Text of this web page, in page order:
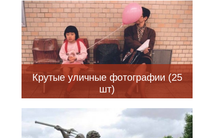
Крутые уличные фотографии (25
шт)